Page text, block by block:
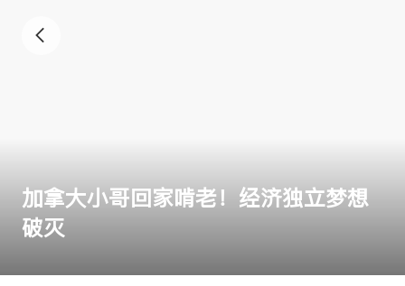
加拿大小哥回家啃老！经济独立梦想
破灭